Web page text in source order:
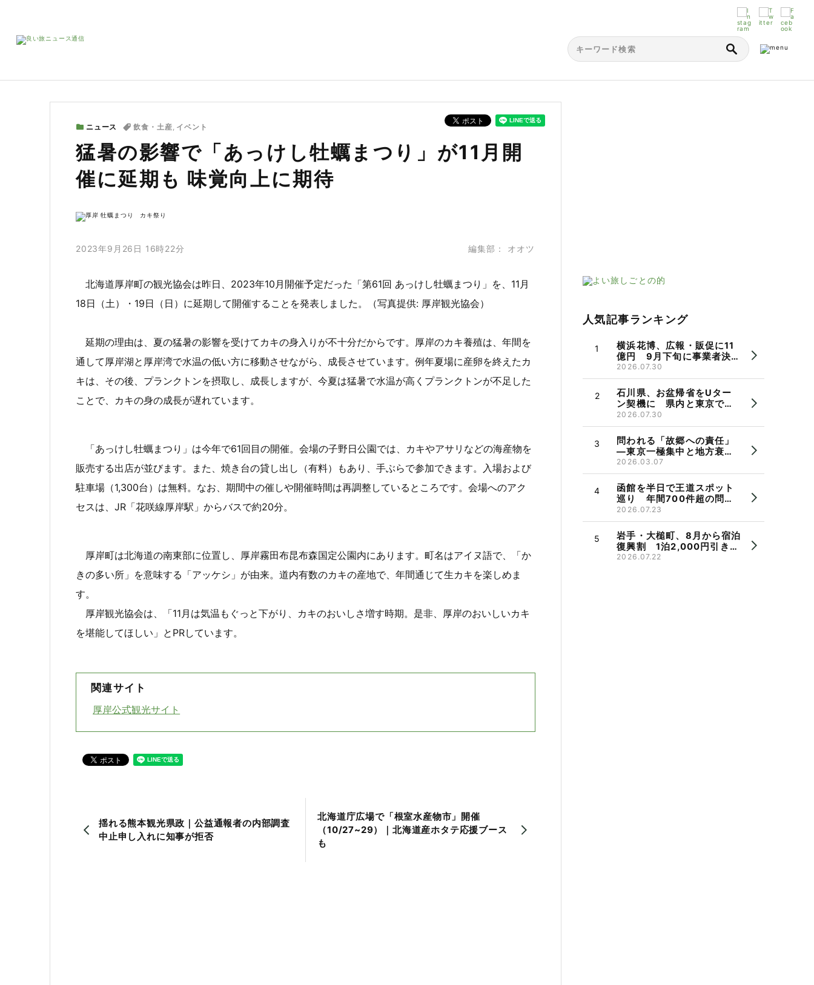
ニュース 飲食・土産, イベント
猛暑の影響で「あっけし牡蠣まつり」が11月開
催に延期も 味覚向上に期待
2023年9月26日 16時22分 編集部： オオツ
北海道厚岸町の観光協会は昨日、2023年10月開催予定だった「第61回 あっけし牡蠣まつり」を、11月
18日（土）・19日（日）に延期して開催することを発表しました。（写真提供: 厚岸観光協会）
延期の理由は、夏の猛暑の影響を受けてカキの身入りが不十分だからです。厚岸のカキ養殖は、年間を
通して厚岸湖と厚岸湾で水温の低い方に移動させながら、成長させています。例年夏場に産卵を終えたカ
キは、その後、プランクトンを摂取し、成長しますが、今夏は猛暑で水温が高くプランクトンが不足した
ことで、カキの身の成長が遅れています。
「あっけし牡蠣まつり」は今年で61回目の開催。会場の子野日公園では、カキやアサリなどの海産物を
販売する出店が並びます。また、焼き台の貸し出し（有料）もあり、手ぶらで参加できます。入場および
駐車場（1,300台）は無料。なお、期間中の催しや開催時間は再調整しているところです。会場へのアク
セスは、JR「花咲線厚岸駅」からバスで約20分。
厚岸町は北海道の南東部に位置し、厚岸霧田布昆布森国定公園内にあります。町名はアイヌ語で、「か
きの多い所」を意味する「アッケシ」が由来。道内有数のカキの産地で、年間通じて生カキを楽しめま
す。
厚岸観光協会は、「11月は気温もぐっと下がり、カキのおいしさ増す時期。是非、厚岸のおいしいカキ
を堪能してほしい」とPRしています。
関連サイト
厚岸公式観光サイト
揺れる熊本観光県政｜公益通報者の内部調査
中止申し入れに知事が拒否
北海道庁広場で「根室水産物市」開催
（10/27~29）｜北海道産ホタテ応援ブース
も
人気記事ランキング
横浜花博、広報・販促に11
億円 9月下旬に事業者決
定、市長パワハラ問題で機
運に懸念も
2026.07.30
石川県、お盆帰省をUター
ン契機に 県内と東京で相
談会 県出身者の検討を後
押し
2026.07.30
問われる「故郷への責任」
―東京一極集中と地方衰
退 郷断ちと帰省のかたち
2026.03.07
函館を半日で王道スポット
巡り 年間700件超の問い
合わせ受け観光バス実証運
行
2026.07.23
岩手・大槌町、8月から宿泊
復興割 1泊2,000円引き、
県旅割併用で最大9,000円
2026.07.22